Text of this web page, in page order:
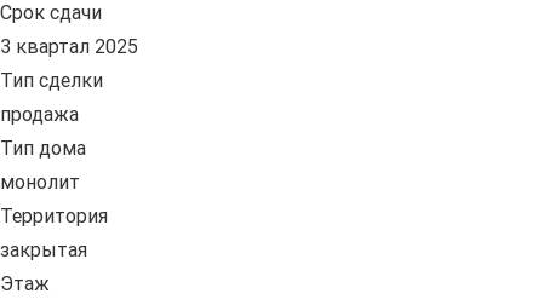
Срок сдачи
3 квартал 2025
Тип сделки
продажа
Тип дома
монолит
Территория
закрытая
Этаж